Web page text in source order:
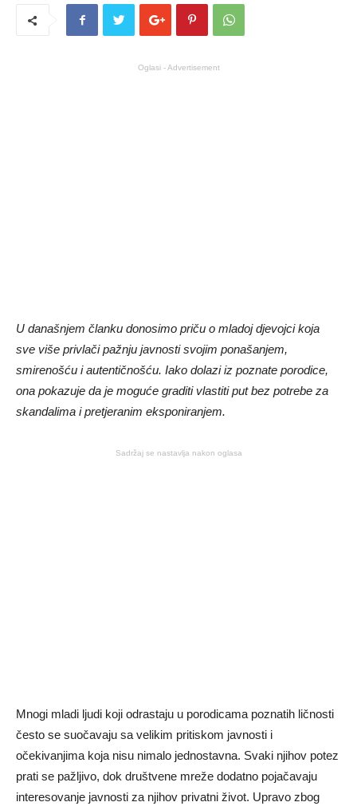
Oglasi - Advertisement
U današnjem članku donosimo priču o mladoj djevojci koja
sve više privlači pažnju javnosti svojim ponašanjem,
smirenošću i autentičnošću. Iako dolazi iz poznate porodice,
ona pokazuje da je moguće graditi vlastiti put bez potrebe za
skandalima i pretjeranim eksponiranjem.
Sadržaj se nastavlja nakon oglasa
Mnogi mladi ljudi koji odrastaju u porodicama poznatih ličnosti
često se suočavaju sa velikim pritiskom javnosti i
očekivanjima koja nisu nimalo jednostavna. Svaki njihov potez
prati se pažljivo, dok društvene mreže dodatno pojačavaju
interesovanje javnosti za njihov privatni život. Upravo zbog